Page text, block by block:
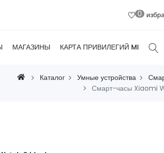
0
МАГАЗИНЫ КАРТА ПРИВИЛЕГИЙ MI
Каталог Умные устройства
Смарт-часы Xiaomi